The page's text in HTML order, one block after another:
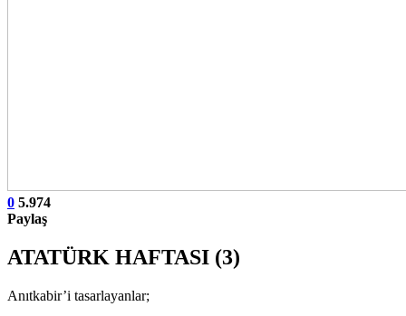
0 5.974
Paylaş
ATATÜRK HAFTASI (3)
Anıtkabir’i tasarlayanlar;